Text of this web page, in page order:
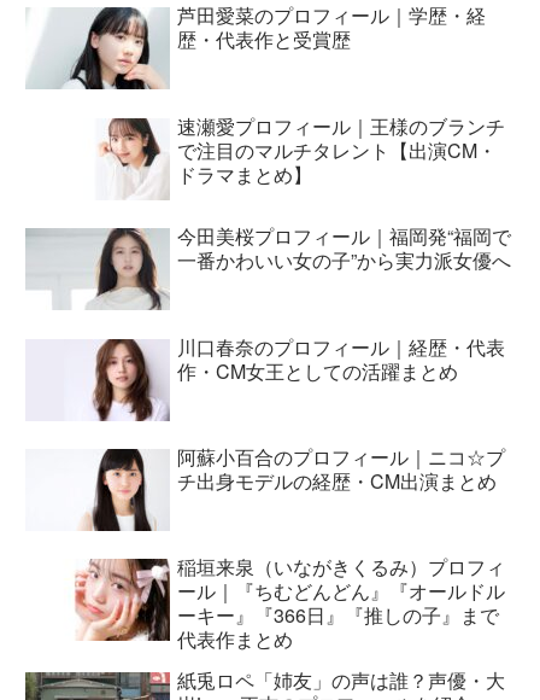
芦田愛菜のプロフィール｜学歴・経
歴・代表作と受賞歴
速瀬愛プロフィール｜王様のブランチ
で注目のマルチタレント【出演CM・
ドラマまとめ】
今田美桜プロフィール｜福岡発“福岡で
一番かわいい女の子”から実力派女優へ
川口春奈のプロフィール｜経歴・代表
作・CM女王としての活躍まとめ
阿蘇小百合のプロフィール｜ニコ☆プ
チ出身モデルの経歴・CM出演まとめ
稲垣来泉（いながきくるみ）プロフィ
ール｜『ちむどんどん』『オールドル
ーキー』『366日』『推しの子』まで
代表作まとめ
紙兎ロペ「姉友」の声は誰？声優・大